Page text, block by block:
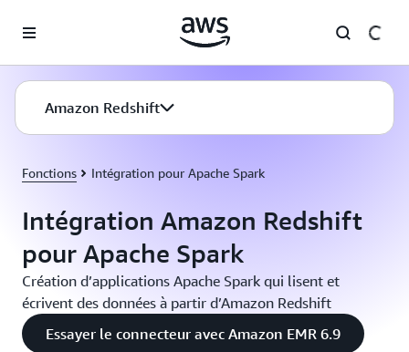
Amazon Redshift
Fonctions Intégration pour Apache Spark
Intégration Amazon Redshift
pour Apache Spark
Création d’applications Apache Spark qui lisent et
écrivent des données à partir d’Amazon Redshift
Essayer le connecteur avec Amazon EMR 6.9